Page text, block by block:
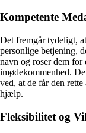
Kompetente
Det fremgår tydeligt,
personlige betjening,
navn og roser dem for
imødekommenhed.
ved, at de får den
hjælp.
Fleksibilitet og